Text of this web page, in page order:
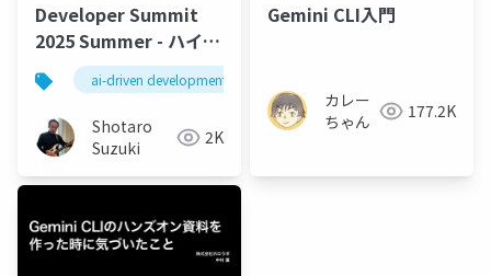
Developer Summit
2025 Summer - ハイブ
リッドAI開発プラット
フォーム：FPT AI
Factory - Claude
Code・Gemini CLIと
テキスト・画像・動
世代アプリ開発戦略
ai-driven development
Shotaro
Suzuki
2K
Gemini CLI入門
カレー
ちゃん
177.2K